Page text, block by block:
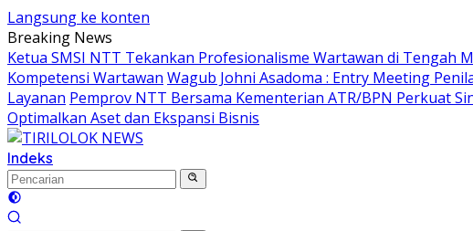
Langsung ke konten
Breaking News
Ketua SMSI NTT Tekankan Profesionalisme Wartawan di Tengah
Kompetensi Wartawan Wagub Johni Asadoma : Entry Meeting
Layanan Pemprov NTT Bersama Kementerian ATR/BPN Perkuat
Optimalkan Aset dan Ekspansi Bisnis
Indeks